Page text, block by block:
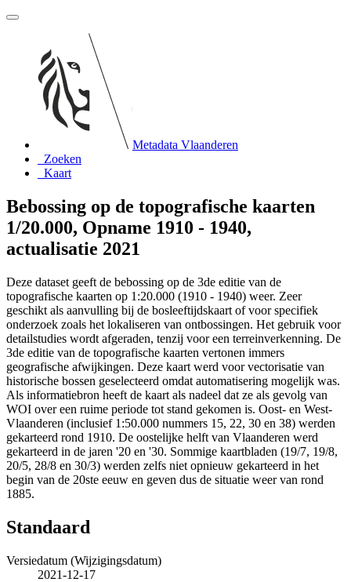
Metadata Vlaanderen
Zoeken
Kaart
Bebossing op de topografische kaarten
1/20.000, Opname 1910 - 1940,
actualisatie 2021
Deze dataset geeft de bebossing op de 3de editie van de
topografische kaarten op 1:20.000 (1910 - 1940) weer. Zeer
geschikt als aanvulling bij de bosleeftijdskaart of voor specifiek
onderzoek zoals het lokaliseren van ontbossingen. Het gebruik voor
detailstudies wordt afgeraden, tenzij voor een terreinverkenning. De
3de editie van de topografische kaarten vertonen immers
geografische afwijkingen. Deze kaart werd voor vectorisatie van
historische bossen geselecteerd omdat automatisering mogelijk was.
Als informatiebron heeft de kaart als nadeel dat ze als gevolg van
WOI over een ruime periode tot stand gekomen is. Oost- en West-
Vlaanderen (inclusief 1:50.000 nummers 15, 22, 30 en 38) werden
gekarteerd rond 1910. De oostelijke helft van Vlaanderen werd
gekarteerd in de jaren '20 en '30. Sommige kaartbladen (19/7, 19/8,
20/5, 28/8 en 30/3) werden zelfs niet opnieuw gekarteerd in het
begin van de 20ste eeuw en geven dus de situatie weer van rond
1885.
Standaard
Versiedatum (Wijzigingsdatum)
2021-12-17